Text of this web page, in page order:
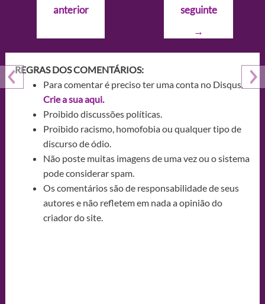
Postanterior
seguinte
→
REGRAS DOS COMENTÁRIOS:
Para comentar é preciso ter uma conta no Disqus.
Crie a sua aqui.
Proibido discussões políticas.
Proibido racismo, homofobia ou qualquer tipo de
discurso de ódio.
Não poste muitas imagens de uma vez ou o sistema
pode considerar spam.
Os comentários são de responsabilidade de seus
autores e não refletem em nada a opinião do
criador do site.